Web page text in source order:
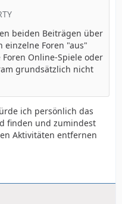
beiden Beiträgen über
Foren "aus"
Online-Spiele oder
grundsätzlich nicht
ich persönlich das
finden und zumindest
Aktivitäten entfernen